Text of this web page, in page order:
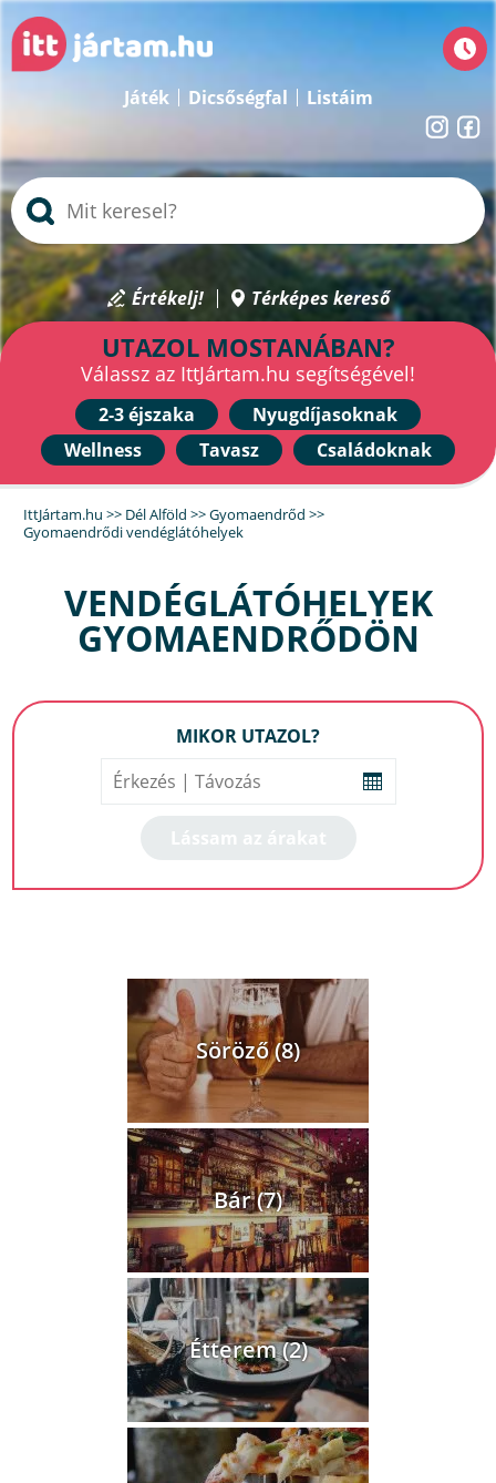
Játék Dicsőségfal Listáim
Értékelj! Térképes kereső
UTAZOL MOSTANÁBAN?
Válassz az IttJártam.hu segítségével!
2-3 éjszaka
Nyugdíjasoknak
Wellness
Tavasz Családoknak
IttJártam.hu >> Dél Alföld >>Gyomaendrőd >>
Gyomaendrődi vendéglátóhelyek
VENDÉGLÁTÓHELYEK
GYOMAENDRŐDÖN
MIKOR UTAZOL?
Söröző (8)
Bár (7)
Étterem (2)